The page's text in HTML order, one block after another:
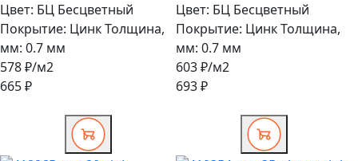
Цвет: БЦ Бесцветный
Покрытие: ЦинкТолщина,
мм: 0.7 мм
578 ₽/м2
665 ₽
Цвет: БЦ Бесцветный
Покрытие: ЦинкТолщина,
мм: 0.7 мм
603 ₽/м2
693 ₽